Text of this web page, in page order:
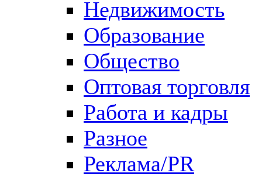
Недвижимость
Образование
Общество
Оптовая торговля
Работа и кадры
Разное
Реклама/PR